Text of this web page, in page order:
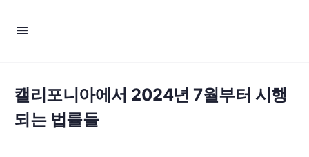
캘리포니아에서 2024년 7월부터 시행
되는 법률들